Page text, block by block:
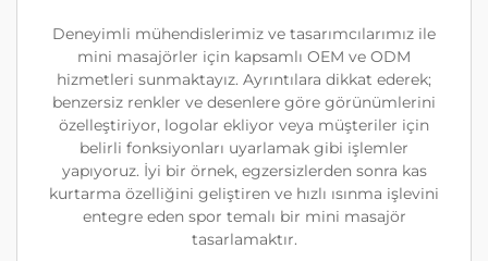
Deneyimli mühendislerimiz ve tasarımcılarımız ile
mini masajörler için kapsamlı OEM ve ODM
hizmetleri sunmaktayız. Ayrıntılara dikkat ederek;
benzersiz renkler ve desenlere göre görünümlerini
özelleştiriyor, logolar ekliyor veya müşteriler için
belirli fonksiyonları uyarlamak gibi işlemler
yapıyoruz. İyi bir örnek, egzersizlerden sonra kas
kurtarma özelliğini geliştiren ve hızlı ısınma işlevini
entegre eden spor temalı bir mini masajör
tasarlamaktır.